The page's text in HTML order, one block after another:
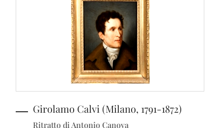
Girolamo Calvi (Milano, 1791-1872)
Ritratto di Antonio Canova